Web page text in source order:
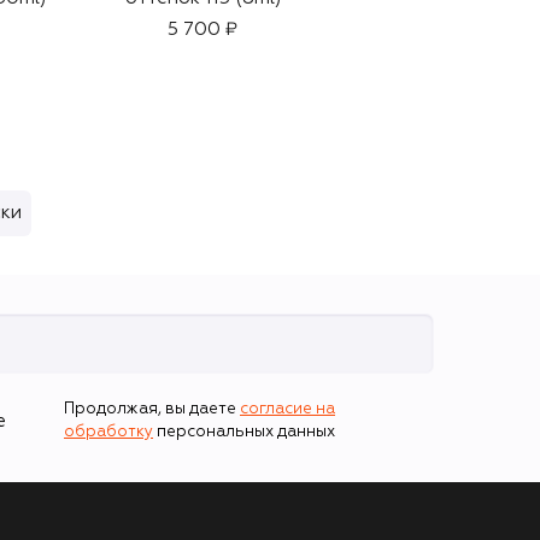
5 700 ₽
Продолжая, вы даете согласие на
обработку персональных данных